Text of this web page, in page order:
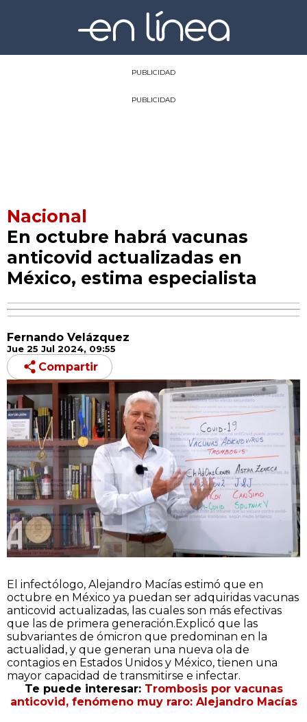
PUBLICIDAD
PUBLICIDAD
Nacional
En octubre habrá vacunas
anticovid actualizadas en
México, estima especialista
Fernando Velázquez
Jue 25 Jul 2024, 09:55
Compartir
El infectólogo, Alejandro Macías estimó que en
octubre en México ya puedan ser adquiridas vacunas
anticovid actualizadas, las cuales son más efectivas
que las de primera generación.Explicó que las
subvariantes de ómicron que predominan en la
actualidad, y que generan una nueva ola de
contagios en Estados Unidos y México, tienen una
mayor capacidad de transmitirse e infectar.
Te puede interesar: Trombosis por vacunas
anticovid, fenómeno muy raro: Alejandro Macías